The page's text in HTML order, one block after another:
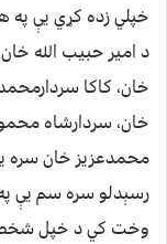
د امیر حبیب الله
خان، کاکا
خان، سردارشاه
محمدعزیز خان سره
رسېدلو سره سم یې
وخت کي د خپل شخصي